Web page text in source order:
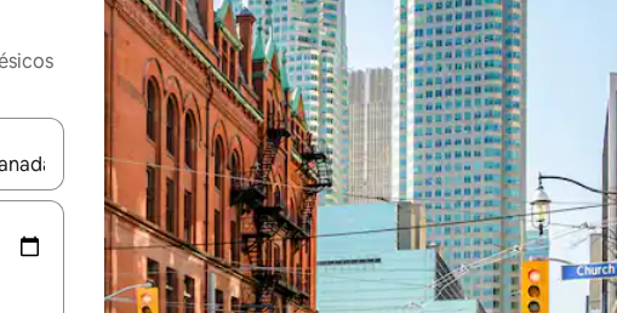
os usando as seta para cima e para baixo do teclado ou tocando e